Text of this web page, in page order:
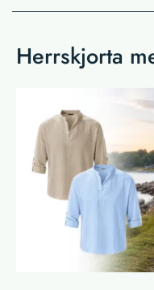
Herrskjorta